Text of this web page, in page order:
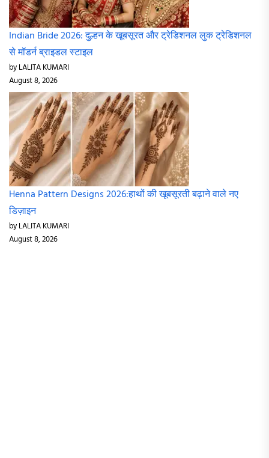
Indian Bride 2026: दुल्हन के खूबसूरत और ट्रेडिशनल लुक ट्रेडिशनल
से मॉडर्न ब्राइडल स्टाइल
by LALITA KUMARI
August 8, 2026
Henna Pattern Designs 2026:हाथों की खूबसूरती बढ़ाने वाले नए
डिज़ाइन
by LALITA KUMARI
August 8, 2026